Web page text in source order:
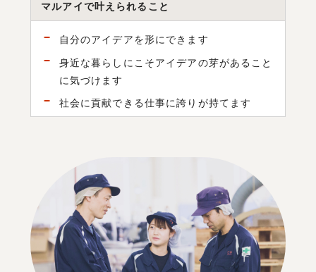
マルアイで叶えられること
自分のアイデアを形にできます
身近な暮らしにこそアイデアの芽があること
に気づけます
社会に貢献できる仕事に誇りが持てます